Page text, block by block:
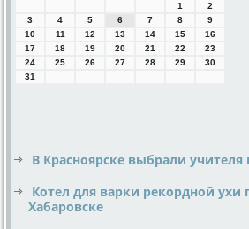
1
2
3
4 5 6 7 8
9
10
11 12 13 14 15
16
17
18 19 20 21 22
23
24
25 26 27 28 29
30
31
В Красноярске выбрали учителя
Котел для варки рекордной ухи
Хабаровске